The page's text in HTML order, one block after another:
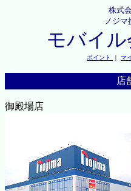
株式
ノジマ
モバイル
ポイント ｜ マ
店
御殿場店